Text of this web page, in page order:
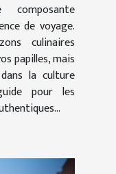
de voyage.
culinaires
papilles, mais
la culture
pour les